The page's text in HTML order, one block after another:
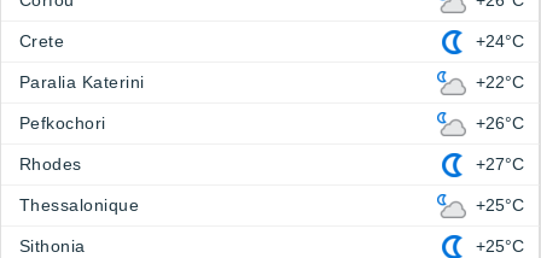
Crete +24°C
Paralia Katerini +22°C
Pefkochori +26°C
Rhodes +27°C
Thessalonique +25°C
Sithonia +25°C